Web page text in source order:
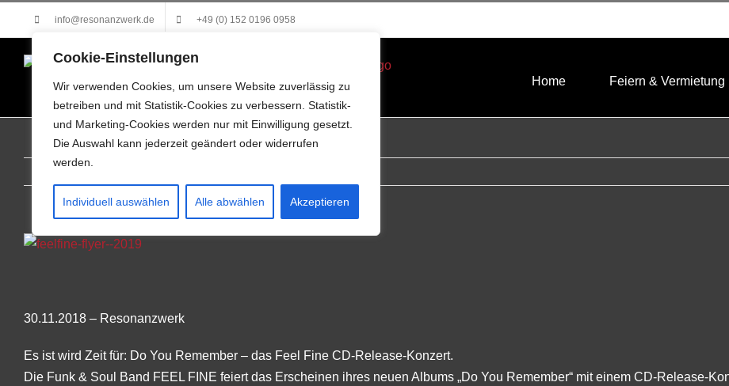
Cookie-Einstellungen
Wir verwenden Cookies, um unsere Website zuverlässig zu
betreiben und mit Statistik-Cookies zu verbessern. Statistik-
und Marketing-Cookies werden nur mit Einwilligung gesetzt.
Die Auswahl kann jederzeit geändert oder widerrufen
werden.
Individuell auswählen Alle abwählen Akzeptieren
springen
info@resonanzwerk.de +49 (0) 152 0196 0958
Home Feiern & Vermietung
30.11.2018 – Resonanzwerk
Es ist wird Zeit für: Do You Remember – das Feel Fine CD-Release-Konzert.
Die Funk & Soul Band FEEL FINE feiert das Erscheinen ihres neuen Albums „Do You Remember“ mit einem CD-Release-